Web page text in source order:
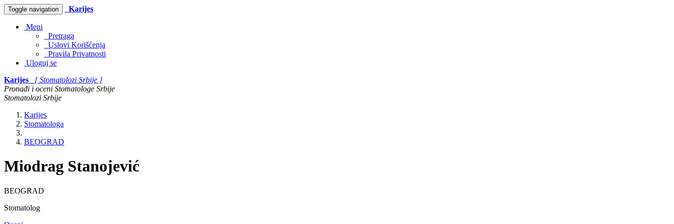
Toggle navigation Karijes
Meni
Pretraga
Uslovi Korišćenja
Pravila Privatnosti
Uloguj se
Karijes
[ Stomatolozi Srbije ]
Pronađi i oceni Stomatologe Srbije
Stomatolozi Srbije
Karijes
Stomatologa
BEOGRAD
Miodrag Stanojević
BEOGRAD
Stomatolog